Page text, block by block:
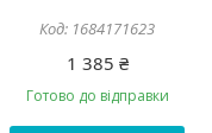
1684171623
1 385 ₴
Готово до відправки